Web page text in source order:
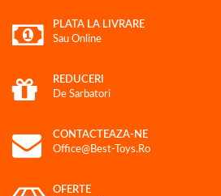
PLATA LA LIVRARE
Sau Online
REDUCERI
De Sarbatori
CONTACTEAZA-NE
Office@best-Toys.ro
OFERTE